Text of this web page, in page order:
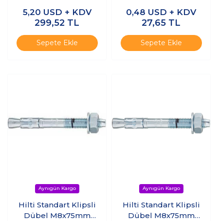
(12adet)
5,20 USD + KDV
299,52 TL
Sepete Ekle
0,48 USD + KDV
27,65 TL
Sepete Ekle
Hilti Standart Klipsli
Dübel M8x75mm
Hilti Standart Klipsli
Dübel M8x75mm